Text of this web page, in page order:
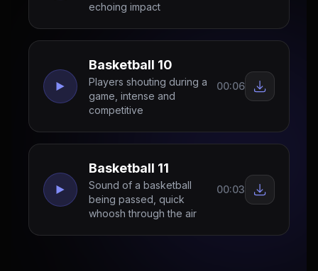
echoing impact
Basketball 10
Players shouting during a
game, intense and
competitive
00:06
Basketball 11
Sound of a basketball
being passed, quick
whoosh through the air
00:03